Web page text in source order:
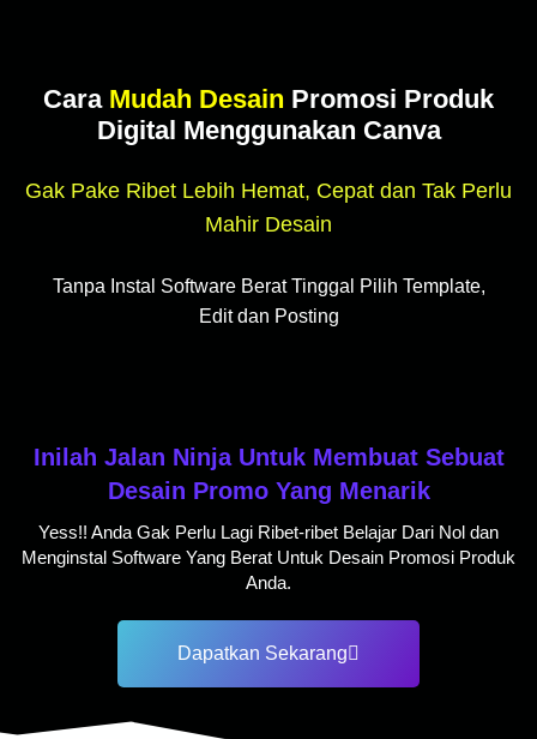
Cara Mudah Desain Promosi Produk
Digital Menggunakan Canva
Gak Pake Ribet Lebih Hemat, Cepat dan Tak Perlu
Mahir Desain
Tanpa Instal Software Berat Tinggal Pilih Template,
Edit dan Posting
Inilah Jalan Ninja Untuk Membuat Sebuat
Desain Promo Yang Menarik
Yess!! Anda Gak Perlu Lagi Ribet-ribet Belajar Dari Nol dan
Menginstal Software Yang Berat Untuk Desain Promosi Produk
Anda.
Dapatkan Sekarang